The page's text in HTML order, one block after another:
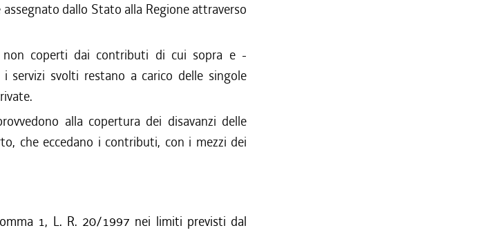
dallo Stato alla Regione attraverso
non coperti dai contributi di cui sopra e -
svolti restano a carico delle singole
alla copertura dei disavanzi delle
che eccedano i contributi, con i mezzi dei
1, L. R. 20/1997 nei limiti previsti dal